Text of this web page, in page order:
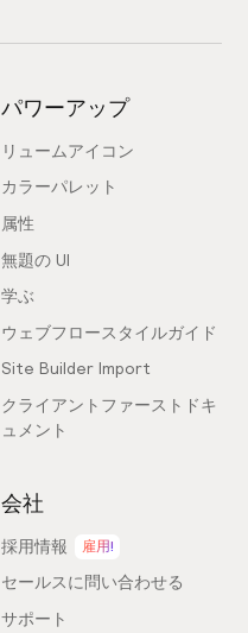
パワーアップ
リュームアイコン
カラーパレット
属性
無題の UI
学ぶ
ウェブフロースタイルガイド
Site Builder Import
クライアントファーストドキ
ュメント
会社
採用情報 雇用!
セールスに問い合わせる
サポート